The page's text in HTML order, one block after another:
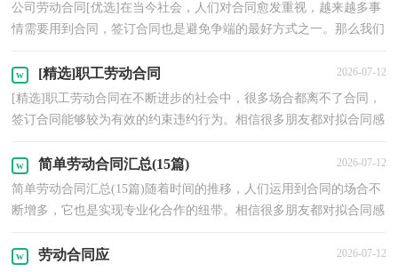
公司劳动合同[优选]在当今社会，人们对合同愈发重视，越来越多事
情需要用到合同，签订合同也是避免争端的最好方式之一。那么我们
[精选]职工劳动合同 2026-07-12
[精选]职工劳动合同在不断进步的社会中，很多场合都离不了合同，
签订合同能够较为有效的约束违约行为。相信很多朋友都对拟合同感
简单劳动合同汇总(15篇) 2026-07-12
简单劳动合同汇总(15篇)随着时间的推移，人们运用到合同的场合不
断增多，它也是实现专业化合作的纽带。相信很多朋友都对拟合同感
劳动合同应 2026-07-12